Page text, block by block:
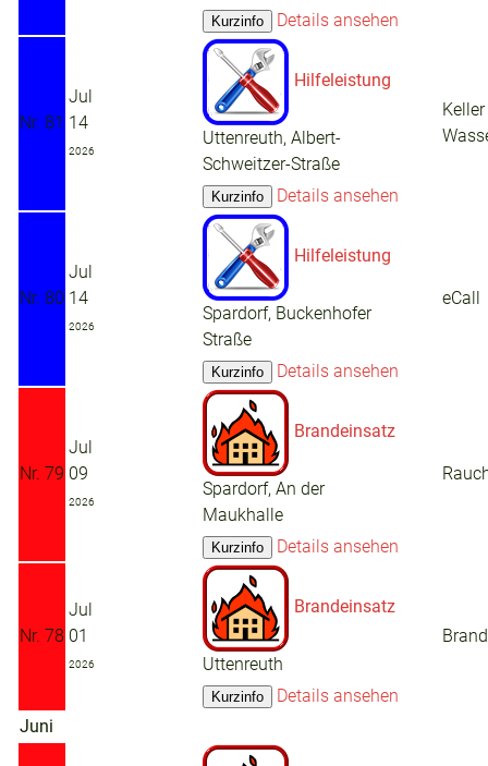
Details ansehen
Nr. 81
Jul
14
2026
Hilfeleistung
Uttenreuth, Albert-
Schweitzer-Straße
Details ansehen
Nr. 80
Jul
14
2026
Hilfeleistung
Spardorf, Buckenhofer
Straße
Details ansehen
eCall
Nr. 79
Jul
09
2026
Brandeinsatz
Spardorf, An der
Maukhalle
Details ansehen
Nr. 78
Jul
01
2026
Brandeinsatz
Uttenreuth
Details ansehen
Juni